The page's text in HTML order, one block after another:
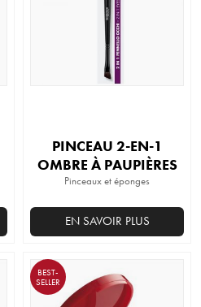
PINCEAU 2-EN-1
OMBRE À PAUPIÈRES
Pinceaux et éponges
EN SAVOIR PLUS
BEST-
SELLER